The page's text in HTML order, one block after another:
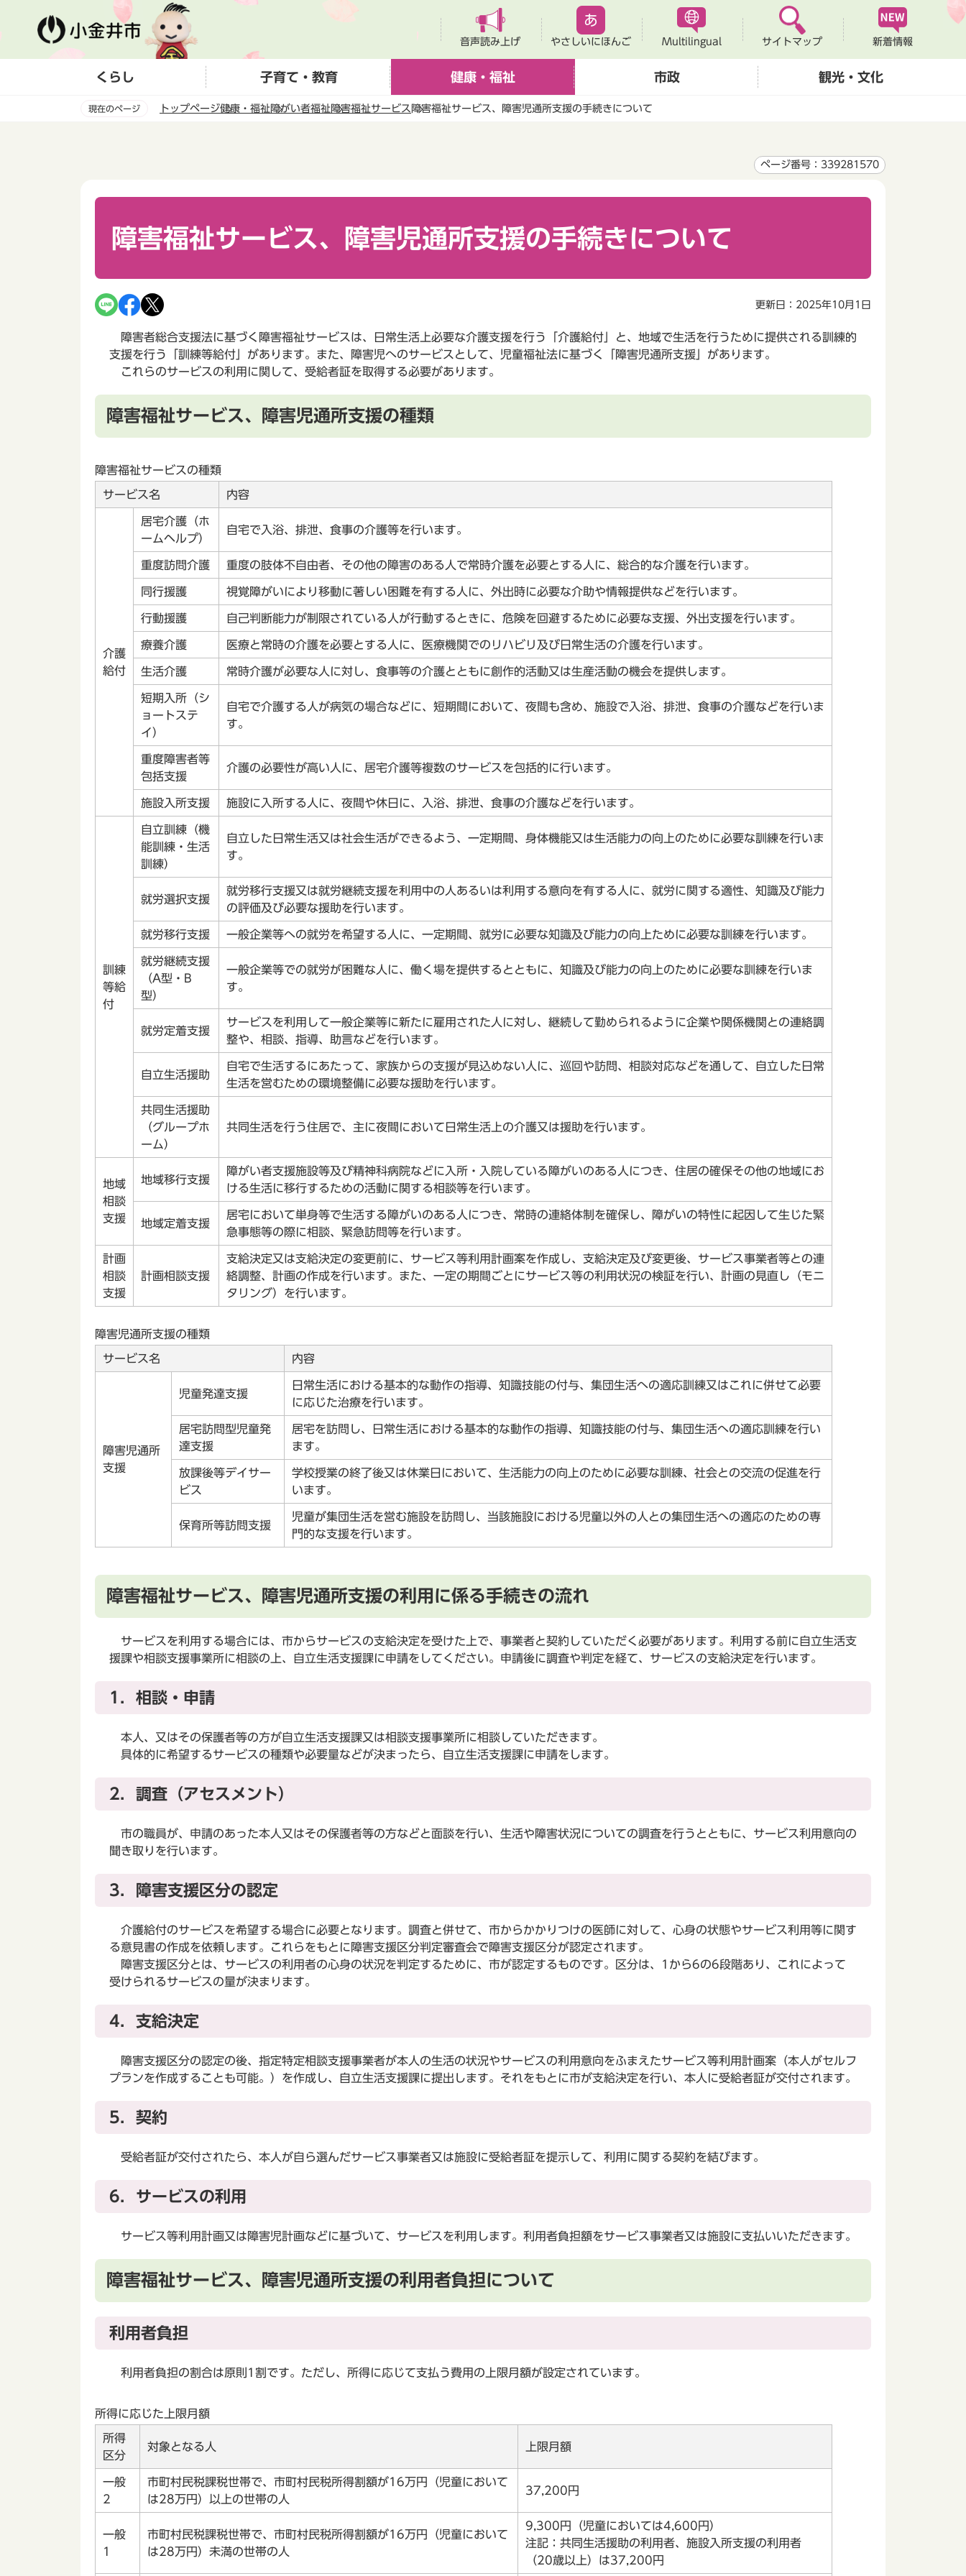
ー
音声読み上げ やさしいにほんご Multilingual サイトマップ 新着情報
くらし 子育て・教育 健康・福祉 市政 観光・文化
現在のページ トップページ健康・福祉 障がい者福祉 障害福祉サービス 障害福祉サービス、障害児通所支援の手続きについて
ページ番号：339281570
障害福祉サービス、障害児通所支援の手続きについて
更新日：2025年10月1日
障害者総合支援法に基づく障害福祉サービスは、日常生活上必要な介護支援を行う「介護給付」と、地域で生活を行うために提供される訓練的
支援を行う「訓練等給付」があります。また、障害児へのサービスとして、児童福祉法に基づく「障害児通所支援」があります。
これらのサービスの利用に関して、受給者証を取得する必要があります。
障害福祉サービス、障害児通所支援の種類
障害福祉サービスの種類
サービス名 内容
介護
給付
居宅介護（ホ
ームヘルプ）
自宅で入浴、排泄、食事の介護等を行います。
重度訪問介護 重度の肢体不自由者、その他の障害のある人で常時介護を必要とする人に、総合的な介護を行います。
同行援護 視覚障がいにより移動に著しい困難を有する人に、外出時に必要な介助や情報提供などを行います。
行動援護 自己判断能力が制限されている人が行動するときに、危険を回避するために必要な支援、外出支援を行います。
療養介護 医療と常時の介護を必要とする人に、医療機関でのリハビリ及び日常生活の介護を行います。
生活介護 常時介護が必要な人に対し、食事等の介護とともに創作的活動又は生産活動の機会を提供します。
短期入所（シ
ョートステ
イ）
自宅で介護する人が病気の場合などに、短期間において、夜間も含め、施設で入浴、排泄、食事の介護などを行いま
す。
重度障害者等
包括支援
介護の必要性が高い人に、居宅介護等複数のサービスを包括的に行います。
施設入所支援 施設に入所する人に、夜間や休日に、入浴、排泄、食事の介護などを行います。
訓練
等給
付
自立訓練（機
能訓練・生活
訓練）
自立した日常生活又は社会生活ができるよう、一定期間、身体機能又は生活能力の向上のために必要な訓練を行いま
す。
就労選択支援
就労移行支援又は就労継続支援を利用中の人あるいは利用する意向を有する人に、就労に関する適性、知識及び能力
の評価及び必要な援助を行います。
就労移行支援 一般企業等への就労を希望する人に、一定期間、就労に必要な知識及び能力の向上ために必要な訓練を行います。
就労継続支援
（A型・B
型）
一般企業等での就労が困難な人に、働く場を提供するとともに、知識及び能力の向上のために必要な訓練を行いま
す。
就労定着支援
サービスを利用して一般企業等に新たに雇用された人に対し、継続して勤められるように企業や関係機関との連絡調
整や、相談、指導、助言などを行います。
自立生活援助
自宅で生活するにあたって、家族からの支援が見込めない人に、巡回や訪問、相談対応などを通して、自立した日常
生活を営むための環境整備に必要な援助を行います。
共同生活援助
（グループホ
ーム）
共同生活を行う住居で、主に夜間において日常生活上の介護又は援助を行います。
地域
相談
支援
地域移行支援
障がい者支援施設等及び精神科病院などに入所・入院している障がいのある人につき、住居の確保その他の地域にお
ける生活に移行するための活動に関する相談等を行います。
地域定着支援
居宅において単身等で生活する障がいのある人につき、常時の連絡体制を確保し、障がいの特性に起因して生じた緊
急事態等の際に相談、緊急訪問等を行います。
計画
相談
支援
計画相談支援
支給決定又は支給決定の変更前に、サービス等利用計画案を作成し、支給決定及び変更後、サービス事業者等との連
絡調整、計画の作成を行います。また、一定の期間ごとにサービス等の利用状況の検証を行い、計画の見直し（モニ
タリング）を行います。
障害児通所支援の種類
サービス名 内容
障害児通所
支援
児童発達支援
日常生活における基本的な動作の指導、知識技能の付与、集団生活への適応訓練又はこれに併せて必要
に応じた治療を行います。
居宅訪問型児童発
達支援
居宅を訪問し、日常生活における基本的な動作の指導、知識技能の付与、集団生活への適応訓練を行い
ます。
放課後等デイサー
ビス
学校授業の終了後又は休業日において、生活能力の向上のために必要な訓練、社会との交流の促進を行
います。
保育所等訪問支援
児童が集団生活を営む施設を訪問し、当該施設における児童以外の人との集団生活への適応のための専
門的な支援を行います。
障害福祉サービス、障害児通所支援の利用に係る手続きの流れ
サービスを利用する場合には、市からサービスの支給決定を受けた上で、事業者と契約していただく必要があります。利用する前に自立生活支
援課や相談支援事業所に相談の上、自立生活支援課に申請をしてください。申請後に調査や判定を経て、サービスの支給決定を行います。
1．相談・申請
本人、又はその保護者等の方が自立生活支援課又は相談支援事業所に相談していただきます。
具体的に希望するサービスの種類や必要量などが決まったら、自立生活支援課に申請をします。
2．調査（アセスメント）
市の職員が、申請のあった本人又はその保護者等の方などと面談を行い、生活や障害状況についての調査を行うとともに、サービス利用意向の
聞き取りを行います。
3．障害支援区分の認定
介護給付のサービスを希望する場合に必要となります。調査と併せて、市からかかりつけの医師に対して、心身の状態やサービス利用等に関す
る意見書の作成を依頼します。これらをもとに障害支援区分判定審査会で障害支援区分が認定されます。
障害支援区分とは、サービスの利用者の心身の状況を判定するために、市が認定するものです。区分は、1から6の6段階あり、これによって
受けられるサービスの量が決まります。
4．支給決定
障害支援区分の認定の後、指定特定相談支援事業者が本人の生活の状況やサービスの利用意向をふまえたサービス等利用計画案（本人がセルフ
プランを作成することも可能。）を作成し、自立生活支援課に提出します。それをもとに市が支給決定を行い、本人に受給者証が交付されます。
5．契約
受給者証が交付されたら、本人が自ら選んだサービス事業者又は施設に受給者証を提示して、利用に関する契約を結びます。
6．サービスの利用
サービス等利用計画又は障害児計画などに基づいて、サービスを利用します。利用者負担額をサービス事業者又は施設に支払いいただきます。
障害福祉サービス、障害児通所支援の利用者負担について
利用者負担
利用者負担の割合は原則1割です。ただし、所得に応じて支払う費用の上限月額が設定されています。
所得に応じた上限月額
所得
区分
対象となる人 上限月額
一般
2
市町村民税課税世帯で、市町村民税所得割額が16万円（児童において
は28万円）以上の世帯の人
37,200円
一般
1
市町村民税課税世帯で、市町村民税所得割額が16万円（児童において
は28万円）未満の世帯の人
9,300円（児童においては4,600円）
注記：共同生活援助の利用者、施設入所支援の利用者
（20歳以上）は37,200円